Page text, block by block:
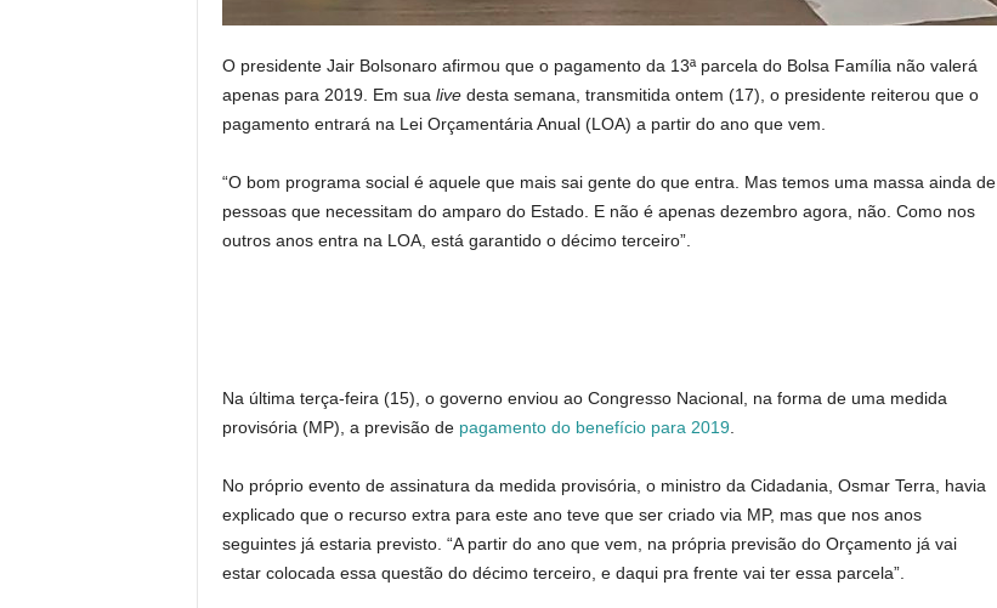
O presidente Jair Bolsonaro afirmou que o pagamento da 13ª parcela do Bolsa Família não valerá
apenas para 2019. Em sua livedesta semana, transmitida ontem (17), o presidente reiterou que o
pagamento entrará na Lei Orçamentária Anual (LOA) a partir do ano que vem.
“O bom programa social é aquele que mais sai gente do que entra. Mas temos uma massa ainda de
pessoas que necessitam do amparo do Estado. E não é apenas dezembro agora, não. Como nos
outros anos entra na LOA, está garantido o décimo terceiro”.
Na última terça-feira (15), o governo enviou ao Congresso Nacional, na forma de uma medida
provisória (MP), a previsão de pagamento do benefício para 2019.
No próprio evento de assinatura da medida provisória, o ministro da Cidadania, Osmar Terra, havia
explicado que o recurso extra para este ano teve que ser criado via MP, mas que nos anos
seguintes já estaria previsto. “A partir do ano que vem, na própria previsão do Orçamento já vai
estar colocada essa questão do décimo terceiro, e daqui pra frente vai ter essa parcela”.